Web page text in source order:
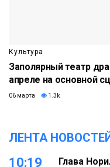
Культура
Заполярный театр
апреле на основной
06 марта 1.3k
ЛЕНТА
10:19
Глава